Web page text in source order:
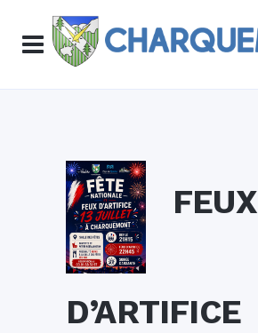
FEUX
D’ARTIFICE